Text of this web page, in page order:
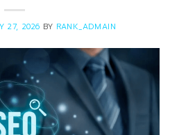
27, 2026 BY RANK_ADMAIN